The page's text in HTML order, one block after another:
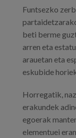
Funtsezko
beti berme
arren eta
arauetan eta
eskubide
Horregatik,
erakundek
egoerak
elementuei